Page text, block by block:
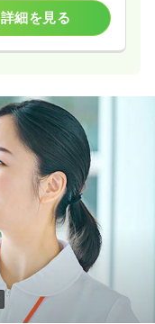
詳細を見る